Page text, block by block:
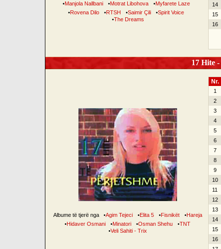
•Manjola Nallbani •Motrat Libohova •Myfarete Laze
•Rovena Dilo •RTSH •Saimir Çili •Spirit Voice
•The Dreams
14
15
16
17 Hite
Albume të tjerë nga •Agim Tejeci •Elita 5 •Fisnikët •Hareja
•Hidaver Osmani •Minatori •Osman Shehu •TNT
•Veli Sahiti - Trix
Nr.
1
2
3
4
5
6
7
8
9
10
11
12
13
14
15
16